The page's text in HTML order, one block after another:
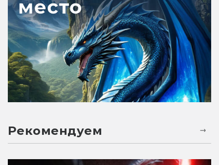
Рекомендуем